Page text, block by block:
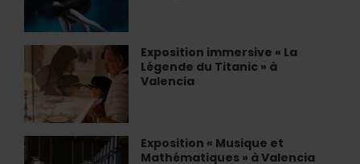
revient
au
Théâtre
avec
"Le
des
Exposition immersive « La
Légende du Titanic » à
Valencia
Exposition
immersive
«
La
Légende
du
Titanic
Exposition « Musique et
Mathématiques » à Valencia
Exposition